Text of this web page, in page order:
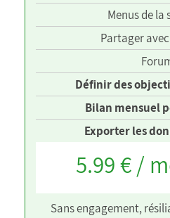
Menus de la
Partager
Définir des
Bilan mensuel
Exporter les
5.99 € /
Sans engagement,